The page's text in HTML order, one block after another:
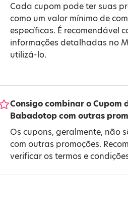
Cada cupom pode ter suas
como um valor mínimo de
específicas. É recomendável
informações detalhadas no
utilizá-lo.
Consigo combinar o Cupom
Babadotop com outras
Os cupons, geralmente, não
com outras promoções.
verificar os termos e